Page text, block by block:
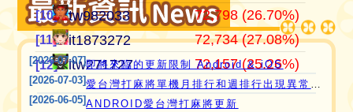
[10] i757724391 9,574,806
[11] 青陽子 9,508,995
[12] i339494808 8,424,847
[10] tw982033 72,798 (26.70%)
[11] it1873272 72,734 (27.08%)
[12] itw271727 72,157 (25.26%)
[10] itw271727 285,608
[11] Ｆanny 276,637
[12] tw982033 272,659
[2026-07-07]即將來臨的更新限制 Android & iOS
[2026-07-03]
[2026-06-05]ANDROID愛台灣打麻將更新